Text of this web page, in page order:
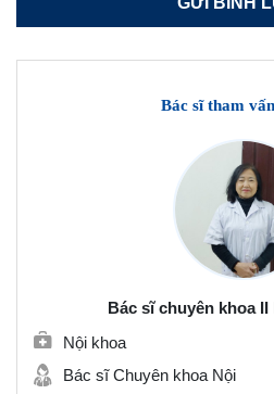
Bác sĩ tham
Bác sĩ chuyên khoa II
Nội khoa
Bác sĩ Chuyên khoa Nội